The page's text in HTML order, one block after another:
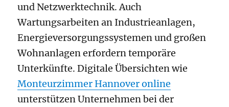
und Netzwerktechnik. Auch
Wartungsarbeiten an Industrieanlagen,
Energieversorgungssystemen und großen
Wohnanlagen erfordern temporäre
Unterkünfte. Digitale Übersichten wie
Monteurzimmer Hannover online
unterstützen Unternehmen bei der